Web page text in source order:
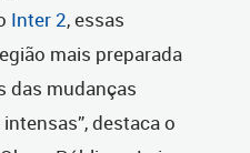
Inter 2, essas
mais preparada
das mudanças
destaca o